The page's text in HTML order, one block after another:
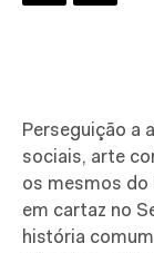
Perseguição a
sociais, arte
os mesmos do
em cartaz no
história